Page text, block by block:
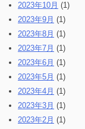
2023年10月 (1)
2023年9月 (1)
2023年8月 (1)
2023年7月 (1)
2023年6月 (1)
2023年5月 (1)
2023年4月 (1)
2023年3月 (1)
2023年2月 (1)